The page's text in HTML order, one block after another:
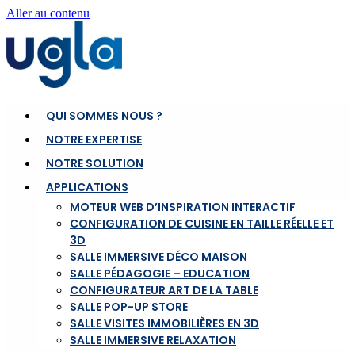
Aller au contenu
QUI SOMMES NOUS ?
NOTRE EXPERTISE
NOTRE SOLUTION
APPLICATIONS
MOTEUR WEB D’INSPIRATION INTERACTIF
CONFIGURATION DE CUISINE EN TAILLE RÉELLE ET
3D
SALLE IMMERSIVE DÉCO MAISON
SALLE PÉDAGOGIE – EDUCATION
CONFIGURATEUR ART DE LA TABLE
SALLE POP-UP STORE
SALLE VISITES IMMOBILIÈRES EN 3D
SALLE IMMERSIVE RELAXATION